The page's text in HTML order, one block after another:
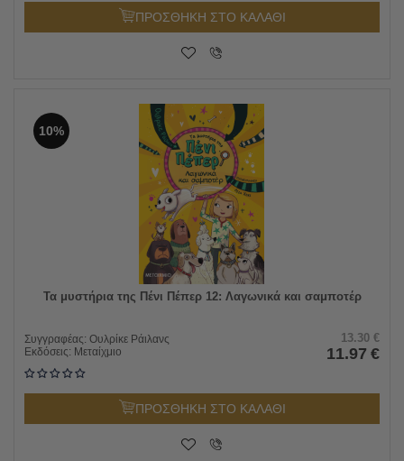
ΠΡΟΣΘΗΚΗ ΣΤΟ ΚΑΛΑΘΙ
10%
Τα μυστήρια της Πένι Πέπερ 12: Λαγωνικά και σαμποτέρ
Συγγραφέας: Ουλρίκε Ράιλανς
Εκδόσεις: Μεταίχμιο
13.30 €
11.97 €
ΠΡΟΣΘΗΚΗ ΣΤΟ ΚΑΛΑΘΙ